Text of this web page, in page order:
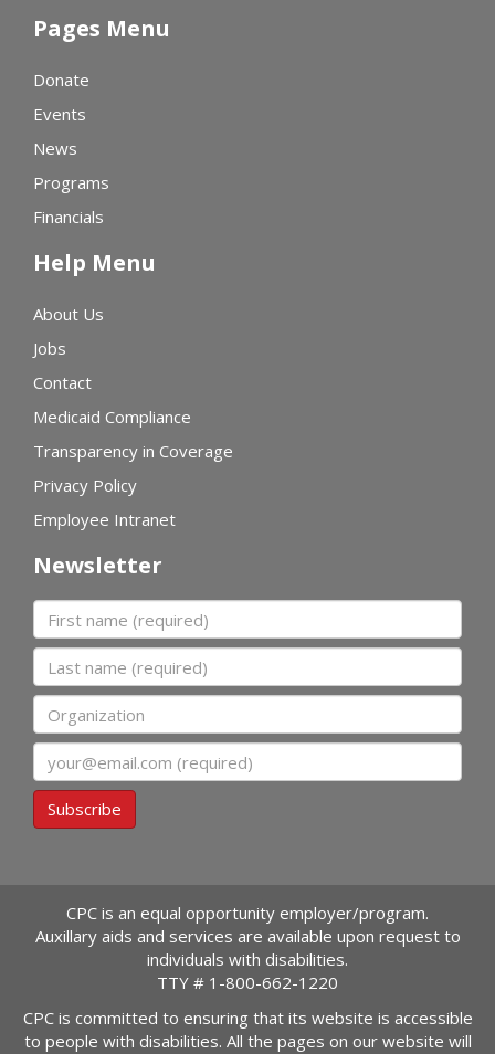
Pages Menu
Donate
Events
News
Programs
Financials
Help Menu
About Us
Jobs
Contact
Medicaid Compliance
Transparency in Coverage
Privacy Policy
Employee Intranet
Newsletter
First name
Last name
Organization
Subscribe
CPC is an equal opportunity employer/program.
Auxillary aids and services are available upon request to
individuals with disabilities.
TTY # 1-800-662-1220
CPC is committed to ensuring that its website is accessible
to people with disabilities. All the pages on our website will